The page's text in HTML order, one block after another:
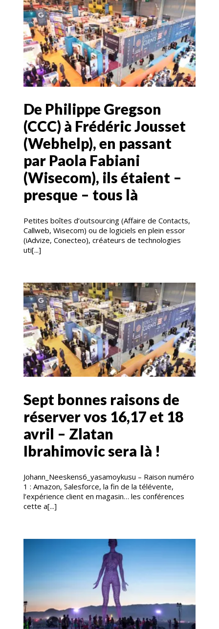
De Philippe Gregson
(CCC) à Frédéric Jousset
(Webhelp), en passant
par Paola Fabiani
(Wisecom), ils étaient –
presque – tous là
Petites boîtes d’outsourcing (Affaire de Contacts,
Callweb, Wisecom) ou de logiciels en plein essor
(iAdvize, Conecteo), créateurs de technologies
uti[...]
Sept bonnes raisons de
réserver vos 16,17 et 18
avril – Zlatan
Ibrahimovic sera là !
Johann_Neeskens6_yasamoykusu – Raison numéro
1 : Amazon, Salesforce, la fin de la télévente,
l’expérience client en magasin… les conférences
cette a[...]